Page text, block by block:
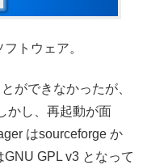
トウェア。
ができなかったが、
かし、再起動が面
はsourceforge か
GPL v3 となって